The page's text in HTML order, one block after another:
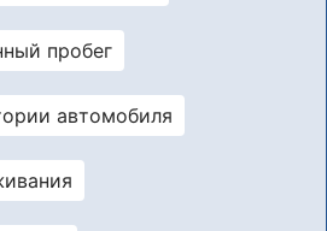
пробег
автомобиля